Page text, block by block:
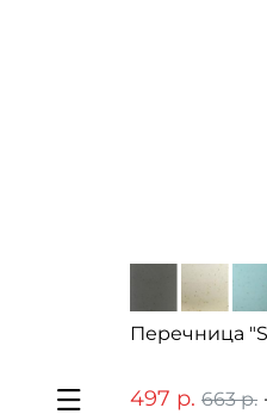
Перечница
497 р. 663 р.